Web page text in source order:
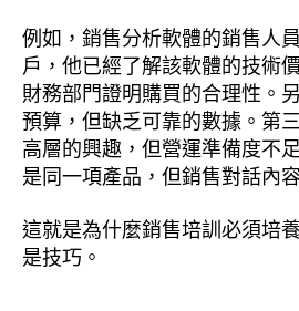
例如，銷售分析軟體的銷售人
戶，他已經了解該軟體的技術
財務部門證明購買的合理性。
預算，但缺乏可靠的數據。第
高層的興趣，但營運準備度不
是同一項產品，但銷售對話內
這就是為什麼銷售培訓必須培
是技巧。